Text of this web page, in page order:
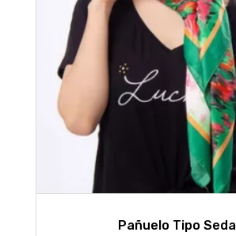
Pañuelo Tipo Seda